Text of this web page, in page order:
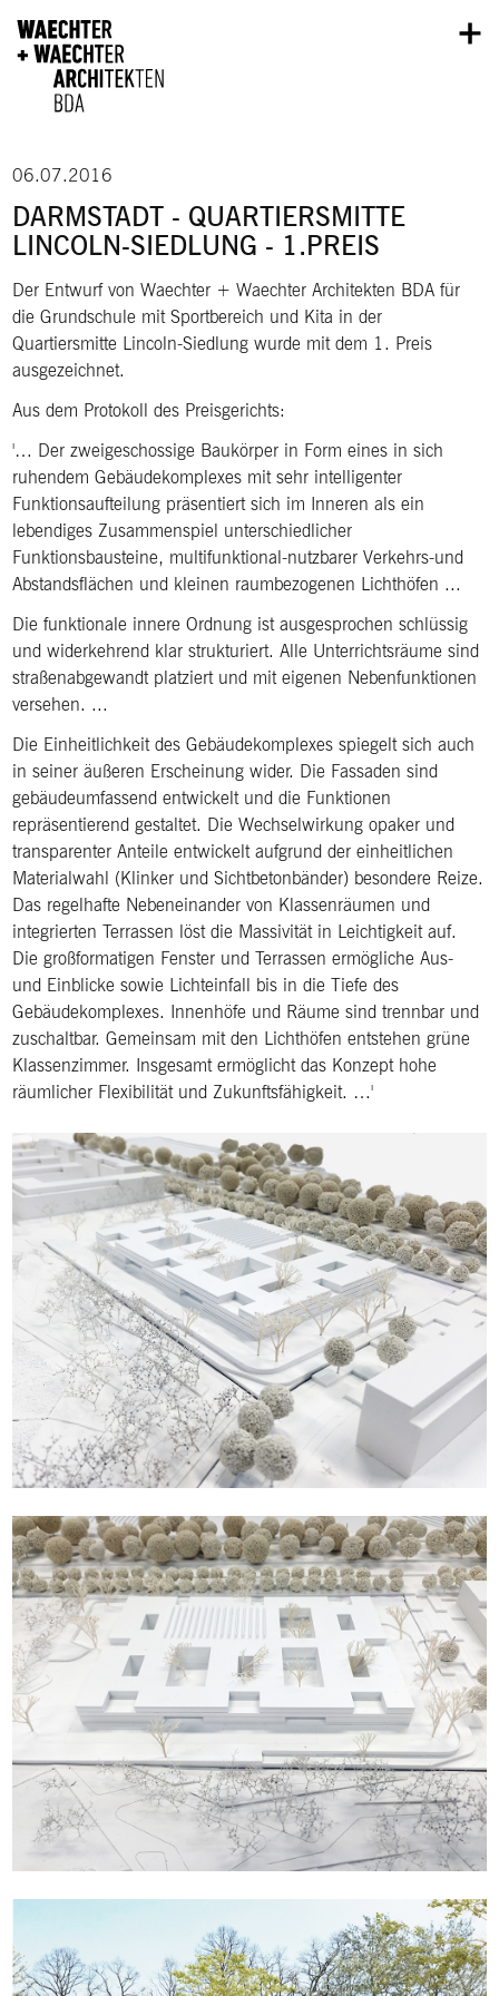
06.07.2016
DARMSTADT - QUARTIERSMITTE
LINCOLN-SIEDLUNG - 1.PREIS
Der Entwurf von Waechter + Waechter Architekten BDA für
die Grundschule mit Sportbereich und Kita in der
Quartiersmitte Lincoln-Siedlung wurde mit dem 1. Preis
ausgezeichnet.
Aus dem Protokoll des Preisgerichts:
… Der zweigeschossige Baukörper in Form eines in sich
ruhendem Gebäudekomplexes mit sehr intelligenter
Funktionsaufteilung präsentiert sich im Inneren als ein
lebendiges Zusammenspiel unterschiedlicher
Funktionsbausteine, multifunktional-nutzbarer Verkehrs-und
Abstandsflächen und kleinen raumbezogenen Lichthöfen ...
Die funktionale innere Ordnung ist ausgesprochen schlüssig
und widerkehrend klar strukturiert. Alle Unterrichtsräume sind
straßenabgewandt platziert und mit eigenen Nebenfunktionen
versehen. ...
Die Einheitlichkeit des Gebäudekomplexes spiegelt sich auch
in seiner äußeren Erscheinung wider. Die Fassaden sind
gebäudeumfassend entwickelt und die Funktionen
repräsentierend gestaltet. Die Wechselwirkung opaker und
transparenter Anteile entwickelt aufgrund der einheitlichen
Materialwahl (Klinker und Sichtbetonbänder) besondere Reize.
Das regelhafte Nebeneinander von Klassenräumen und
integrierten Terrassen löst die Massivität in Leichtigkeit auf.
Die großformatigen Fenster und Terrassen ermögliche Aus-
und Einblicke sowie Lichteinfall bis in die Tiefe des
Gebäudekomplexes. Innenhöfe und Räume sind trennbar und
zuschaltbar. Gemeinsam mit den Lichthöfen entstehen grüne
Klassenzimmer. Insgesamt ermöglicht das Konzept hohe
räumlicher Flexibilität und Zukunftsfähigkeit. …